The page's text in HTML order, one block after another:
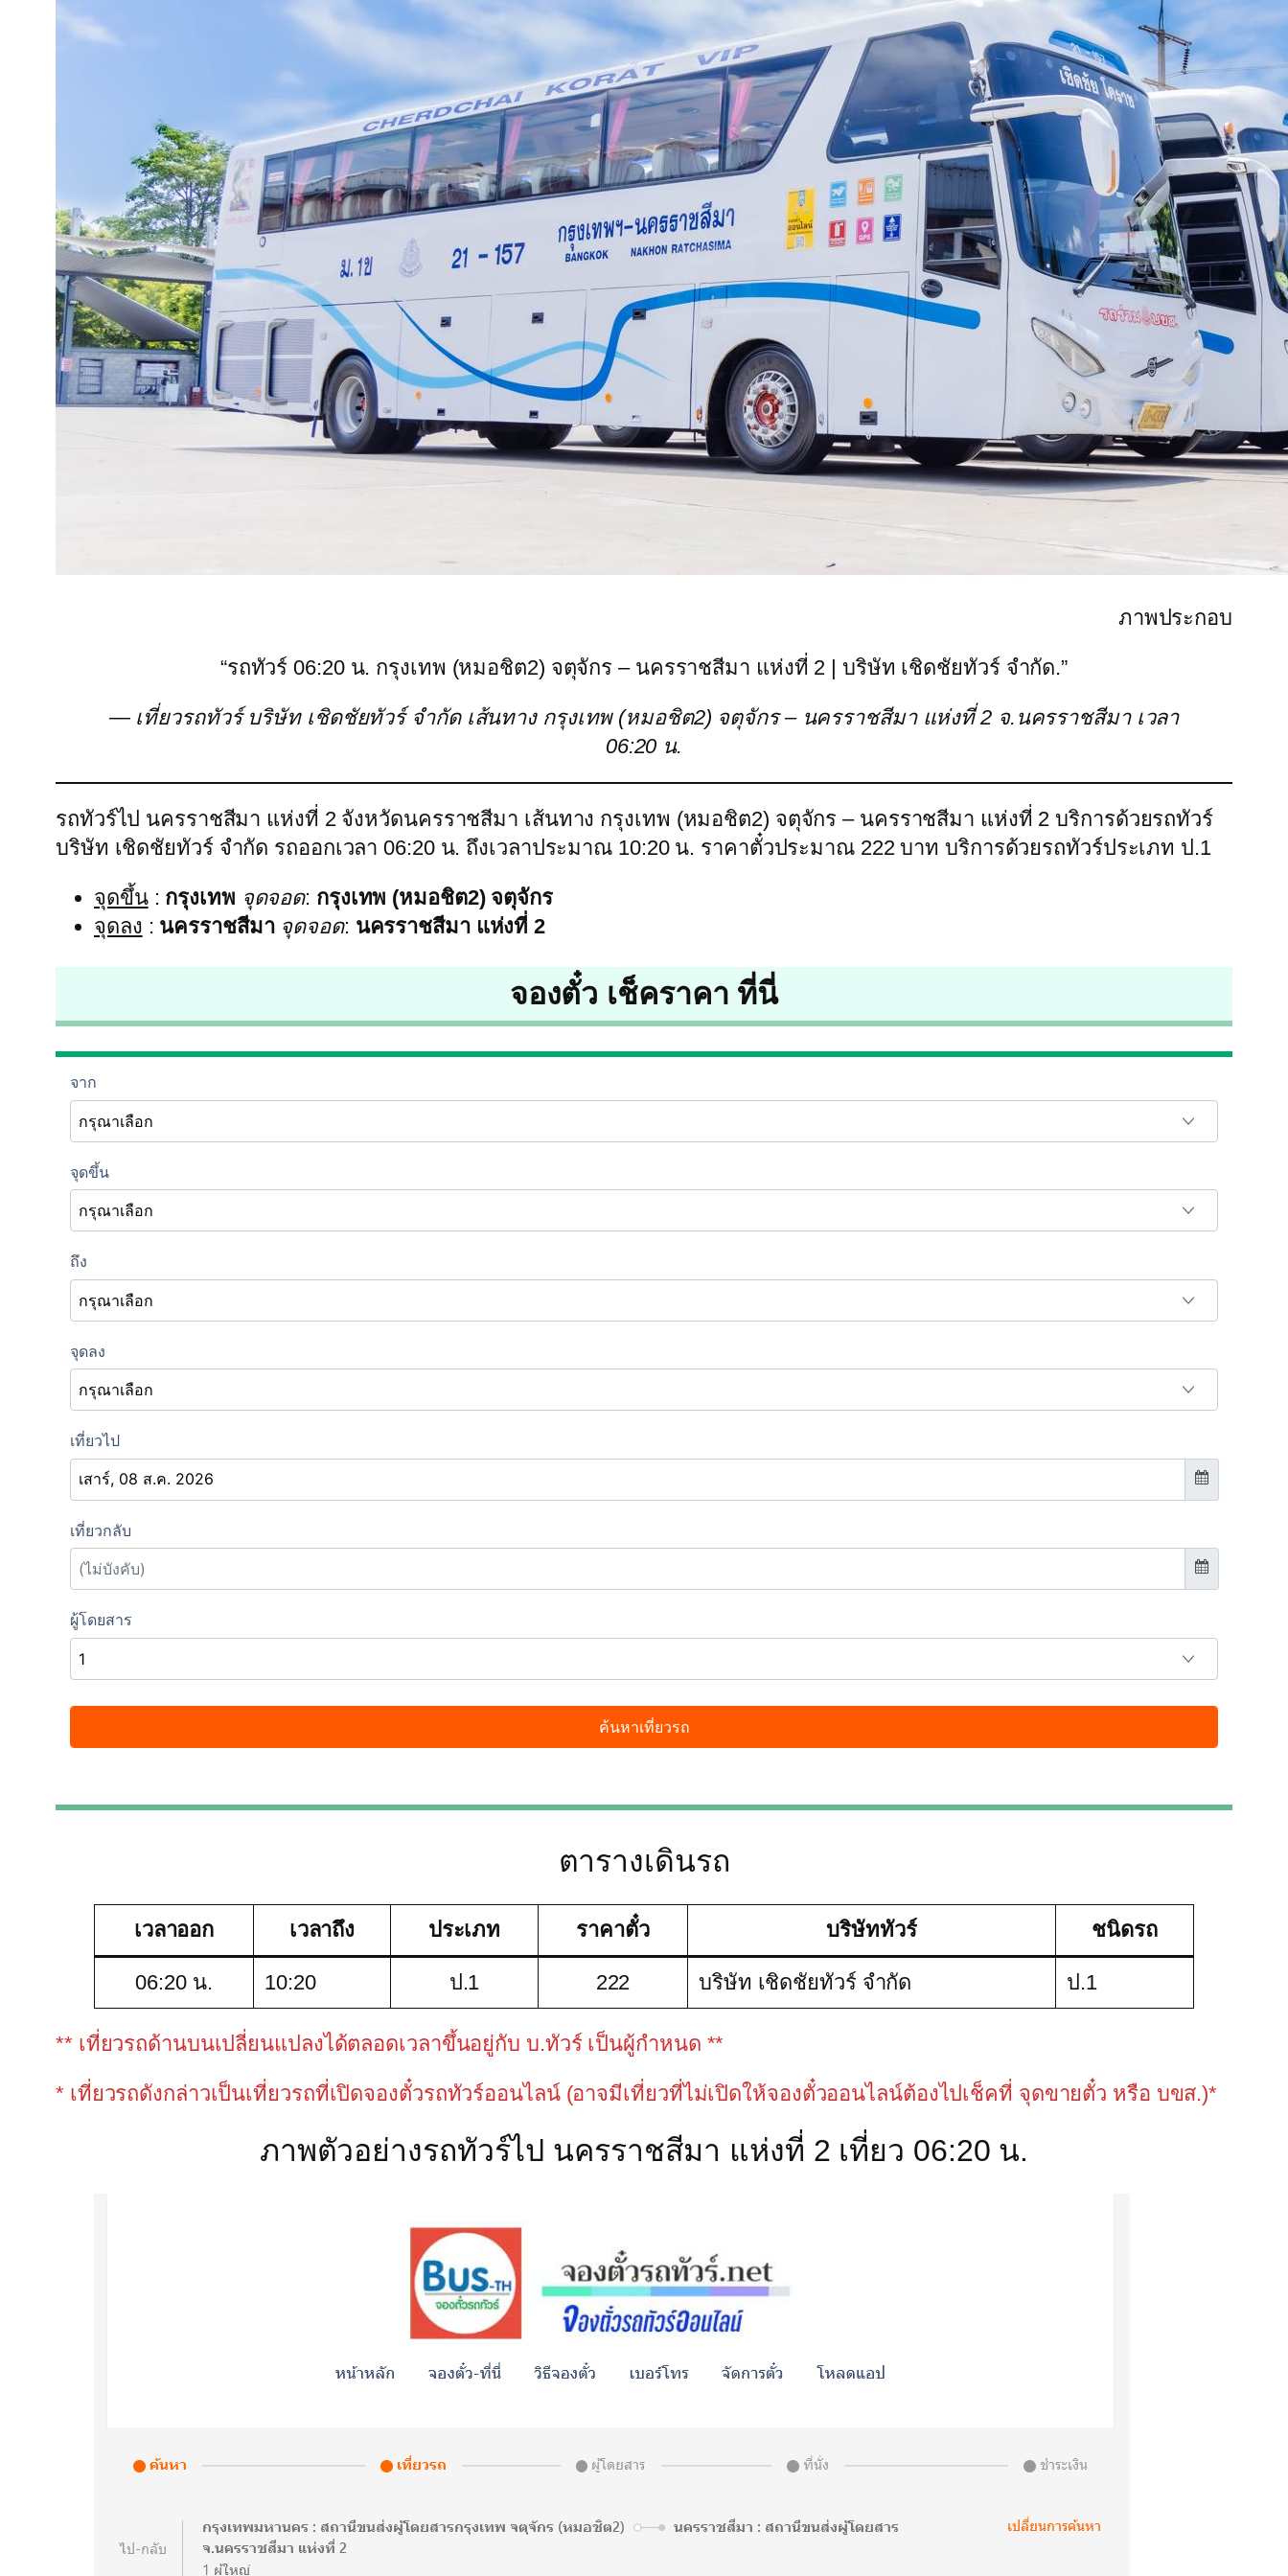
ภาพประกอบ
“รถทัวร์ 06:20 น. กรุงเทพ (หมอชิต2) จตุจักร – นครราชสีมา แห่งที่ 2 | บริษัท เชิดชัยทัวร์ จำกัด.”
— เที่ยวรถทัวร์ บริษัท เชิดชัยทัวร์ จำกัด เส้นทาง กรุงเทพ (หมอชิต2) จตุจักร – นครราชสีมา แห่งที่ 2 จ.นครราชสีมา เวลา
06:20 น.
รถทัวร์ไป นครราชสีมา แห่งที่ 2 จังหวัดนครราชสีมา เส้นทาง กรุงเทพ (หมอชิต2) จตุจักร – นครราชสีมา แห่งที่ 2 บริการด้วยรถทัวร์
บริษัท เชิดชัยทัวร์ จำกัด รถออกเวลา 06:20 น. ถึงเวลาประมาณ 10:20 น. ราคาตั๋วประมาณ 222 บาท บริการด้วยรถทัวร์ประเภท ป.1
จุดขึ้น: กรุงเทพ จุดจอด: กรุงเทพ (หมอชิต2) จตุจักร
จุดลง : นครราชสีมา จุดจอด: นครราชสีมา แห่งที่ 2
จองตั๋ว เช็คราคา ที่นี่
ตารางเดินรถ
เวลาออก เวลาถึง ประเภท ราคาตั๋ว บริษัททัวร์ ชนิดรถ
06:20 น. 10:20 ป.1 222 บริษัท เชิดชัยทัวร์ จำกัด ป.1
** เที่ยวรถด้านบนเปลี่ยนแปลงได้ตลอดเวลาขึ้นอยู่กับ บ.ทัวร์ เป็นผู้กำหนด **
* เที่ยวรถดังกล่าวเป็นเที่ยวรถที่เปิดจองตั๋วรถทัวร์ออนไลน์ (อาจมีเที่ยวที่ไม่เปิดให้จองตั๋วออนไลน์ต้องไปเช็คที่ จุดขายตั๋ว หรือ บขส.)*
ภาพตัวอย่างรถทัวร์ไป นครราชสีมา แห่งที่ 2 เที่ยว 06:20 น.